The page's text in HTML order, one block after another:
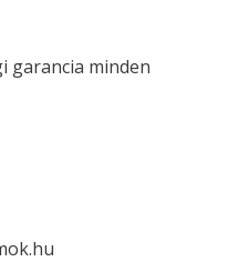
garancia minden